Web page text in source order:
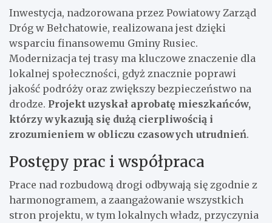
Inwestycja, nadzorowana przez Powiatowy Zarząd
Dróg w Bełchatowie, realizowana jest dzięki
wsparciu finansowemu Gminy Rusiec.
Modernizacja tej trasy ma kluczowe znaczenie dla
lokalnej społeczności, gdyż znacznie poprawi
jakość podróży oraz zwiększy bezpieczeństwo na
drodze. Projekt uzyskał aprobatę mieszkańców,
którzy wykazują się dużą cierpliwością i
zrozumieniem w obliczu czasowych utrudnień.
Postępy prac i współpraca
Prace nad rozbudową drogi odbywają się zgodnie z
harmonogramem, a zaangażowanie wszystkich
stron projektu, w tym lokalnych władz, przyczynia